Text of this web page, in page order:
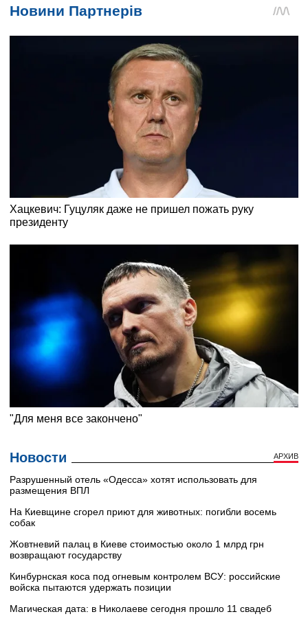
Новости АРХИВ
Разрушенный отель «Одесса» хотят использовать для
размещения ВПЛ
На Киевщине сгорел приют для животных: погибли восемь
собак
Жовтневий палац в Киеве стоимостью около 1 млрд грн
возвращают государству
Кинбурнская коса под огневым контролем ВСУ: российские
войска пытаются удержать позиции
Магическая дата: в Николаеве сегодня прошло 11 свадеб